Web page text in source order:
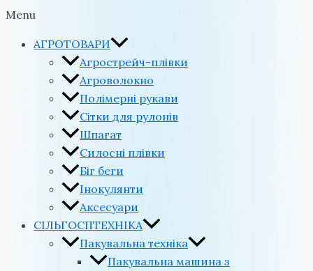
Menu
АГРОТОВАРИ
Агрострейч-плівки
Агроволокно
Полімерні рукави
Сітки для рулонів
Шпагат
Силосні плівки
Біг беги
Інокулянти
Аксесуари
СІЛЬГОСПТЕХНІКА
Пакувальна техніка
Пакувальна машина з